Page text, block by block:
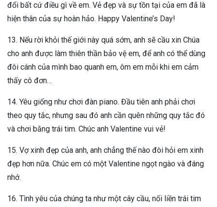
đổi bất cứ điều gì về em. Vẻ đẹp và sự tồn tại của em đã là
hiện thân của sự hoàn hảo. Happy Valentine’s Day!
13. Nếu rời khỏi thế giới này quá sớm, anh sẽ cầu xin Chúa
cho anh được làm thiên thần bảo vệ em, để anh có thể dùng
đôi cánh của mình bao quanh em, ôm em mỗi khi em cảm
thấy cô đơn…
14. Yêu giống như chơi đàn piano. Đầu tiên anh phải chơi
theo quy tắc, nhưng sau đó anh cần quên những quy tắc đó
và chơi bằng trái tim. Chúc anh Valentine vui vẻ!
15. Vợ xinh đẹp của anh, anh chẳng thế nào đòi hỏi em xinh
đẹp hơn nữa. Chúc em có một Valentine ngọt ngào và đáng
nhớ.
16. Tình yêu của chúng ta như một cây cầu, nối liền trái tim